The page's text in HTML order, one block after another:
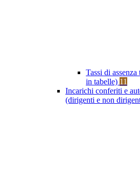
Tassi di
in tabelle) 11
Incarichi conferiti e
(dirigenti e non